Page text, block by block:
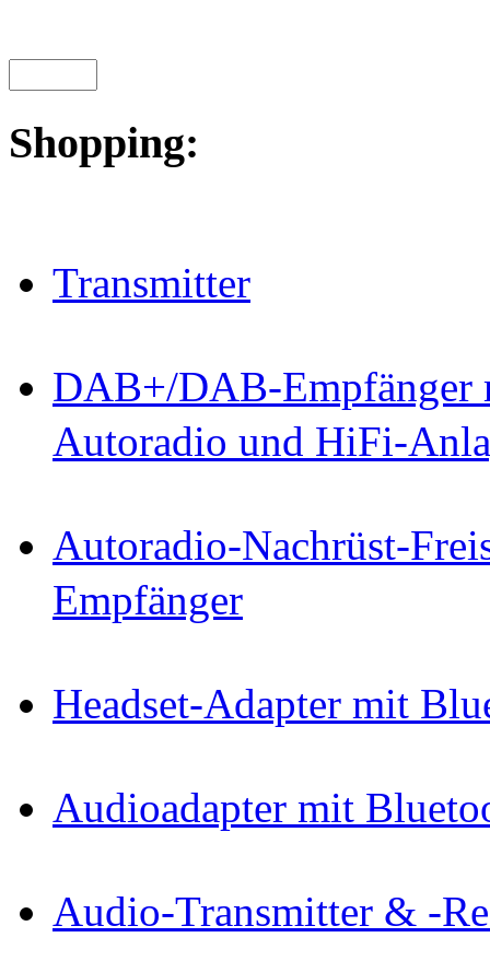
Shopping:
Transmitter
DAB+/DAB-Empfänger
Autoradio und HiFi-
Autoradio-Nachrüst-
Empfänger
Headset-Adapter mit
Audioadapter mit
Audio-Transmitter & -